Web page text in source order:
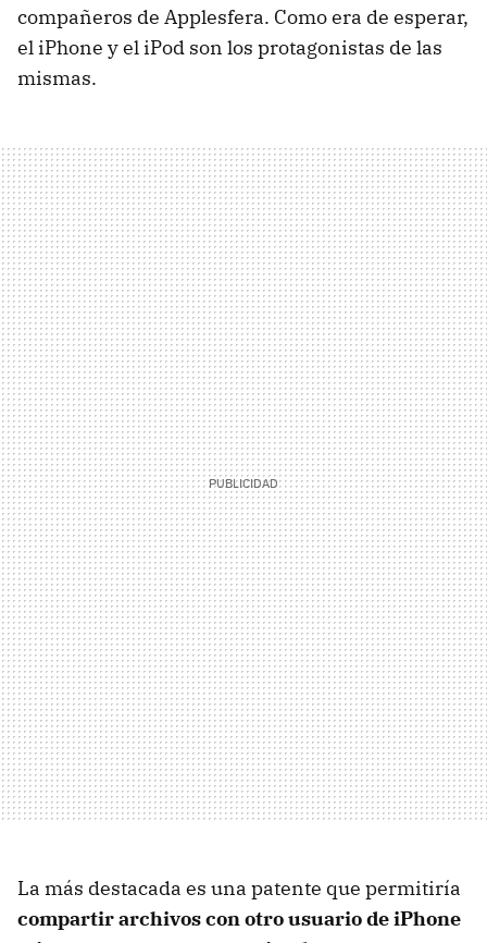
compañeros de Applesfera. Como era de esperar,
el iPhone y el iPod son los protagonistas de las
mismas.
La más destacada es una patente que permitiría
compartir archivos con otro usuario de iPhone